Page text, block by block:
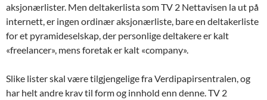
aksjonærlister. Men deltakerlista som TV 2 Nettavisen la ut på
internett, er ingen ordinær aksjonærliste, bare en deltakerliste
for et pyramideselskap, der personlige deltakere er kalt
«freelancer», mens foretak er kalt «company».
Slike lister skal være tilgjengelige fra Verdipapirsentralen, og
har helt andre krav til form og innhold enn denne. TV 2